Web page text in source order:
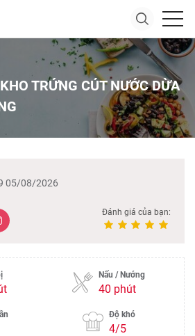
TRỨNG CÚT NƯỚC DỪA
05/08/2026
Đánh giá của bạn:
Nấu / Nướng
40 phút
Độ khó
4/5